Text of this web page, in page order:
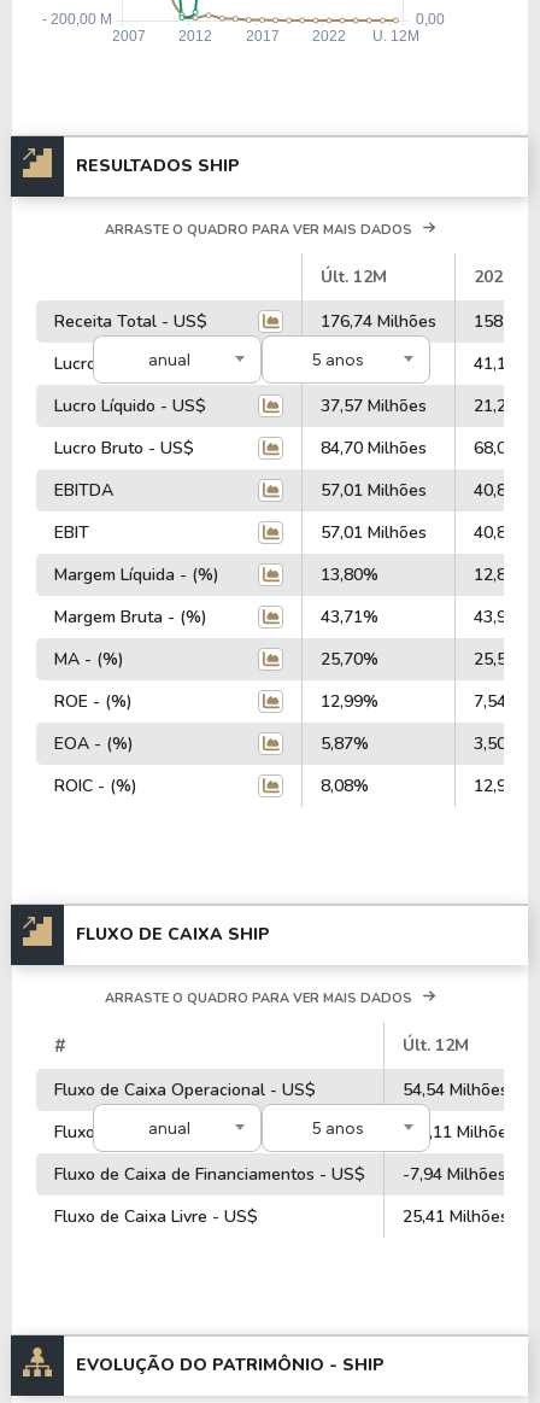
RESULTADOS SHIP
anual 5 anos
ARRASTE O QUADRO PARA VER MAIS DADOS
Últ. 12M
2025
Receita Total - US$
176,74 Milhões
158,10
Lucro Operacional - US$
54,54 Milhões
41,10
Lucro Líquido - US$
37,57 Milhões
21,21
Lucro Bruto - US$
84,70 Milhões
68,03
EBITDA
57,01 Milhões
40,89
EBIT
57,01 Milhões
40,89
Margem Líquida - (%)
13,80%
12,80%
Margem Bruta - (%)
43,71%
43,90%
MA - (%)
25,70%
25,52%
ROE - (%)
12,99%
7,54%
EOA - (%)
5,87%
3,50%
ROIC - (%)
8,08% 12,99%
FLUXO DE CAIXA SHIP
anual 5 anos
ARRASTE O QUADRO PARA VER MAIS DADOS
#
Últ. 12M
Fluxo de Caixa Operacional - US$
54,54 Milhões
Fluxo de Caixa de Investimentos - US$
-14,11 Milhões
Fluxo de Caixa de Financiamentos - US$
-7,94 Milhões
Fluxo de Caixa Livre - US$
25,41 Milhões
EVOLUÇÃO DO PATRIMÔNIO - SHIP